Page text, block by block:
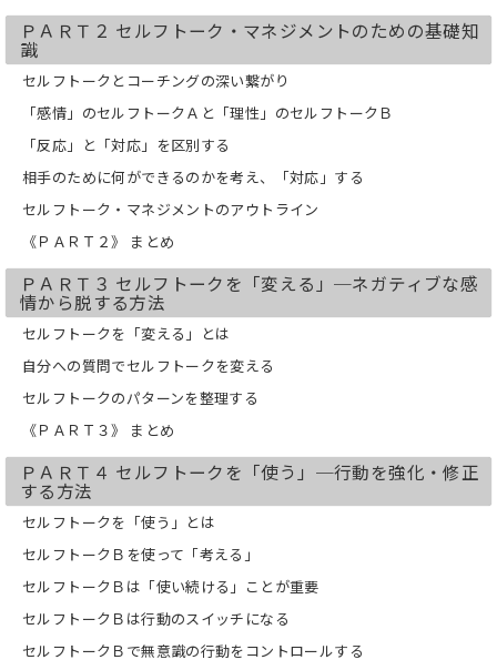
アント（コーチを受ける人）」の1人2役
を自分でやっているようなものです。
よい答えがそこには生まれるでしょう
ーマンスを向上させることに結びつかな
い言葉やイメージが生じるものです。
思う存分自分の持てる力を発揮したい
というのは、いつの時代にも人の心理に
あります。
す速くなり、様々な場面で競争が加速
し、競争に打ち勝つためのスピーディー
であるからこそ、4打数4安打で行きたい
か。
ば、そして、みなさんの周りの人が、み
なさんの力によって、持てる力をいかん
してこんなに嬉しいことはありません。
ＰＡＲＴ２ セルフトーク・マネジメントのための基礎知
識
セルフトークとコーチングの深い繋がり
「感情」のセルフトークＡと「理性」のセルフトークＢ
「反応」と「対応」を区別する
相手のために何ができるのかを考え、「対応」する
セルフトーク・マネジメントのアウトライン
《ＰＡＲＴ２》 まとめ
ＰＡＲＴ３ セルフトークを「変える」─ネガティブな感
情から脱する方法
セルフトークを「変える」とは
自分への質問でセルフトークを変える
セルフトークのパターンを整理する
《ＰＡＲＴ３》 まとめ
ＰＡＲＴ４ セルフトークを「使う」─行動を強化・修正
する方法
セルフトークを「使う」とは
セルフトークＢを使って「考える」
セルフトークＢは「使い続ける」ことが重要
セルフトークＢは行動のスイッチになる
セルフトークＢで無意識の行動をコントロールする